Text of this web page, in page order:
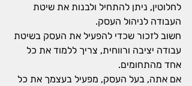
לחלוטין, ניתן להתחיל ולבנות את שיטת
העבודה לניהול העסק.
חשוב לזכור שכדי להפעיל את העסק בשיטת
עבודה יציבה ורווחית, צריך ללמוד את כל
אחד מהתחומים.
אם אתה, בעל העסק, מפעיל בעצמך את כל